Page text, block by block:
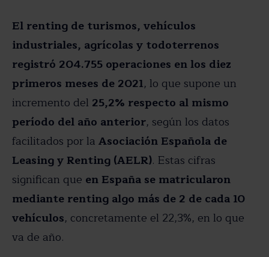
El renting de turismos, vehículos
industriales, agrícolas y todoterrenos
registró 204.755 operaciones en los diez
primeros meses de 2021, lo que supone un
incremento del 25,2% respecto al mismo
período del año anterior, según los datos
facilitados por la Asociación Española de
Leasing y Renting (AELR). Estas cifras
significan que en España se matricularon
mediante renting algo más de 2 de cada 10
vehículos, concretamente el 22,3%, en lo que
va de año.